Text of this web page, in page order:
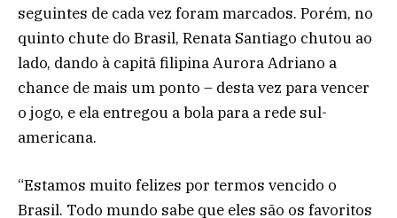
seguintes de cada vez foram marcados. Porém, no
quinto chute do Brasil, Renata Santiago chutou ao
lado, dando à capitã filipina Aurora Adriano a
chance de mais um ponto – desta vez para vencer
o jogo, e ela entregou a bola para a rede sul-
americana.
“Estamos muito felizes por termos vencido o
Brasil. Todo mundo sabe que eles são os favoritos